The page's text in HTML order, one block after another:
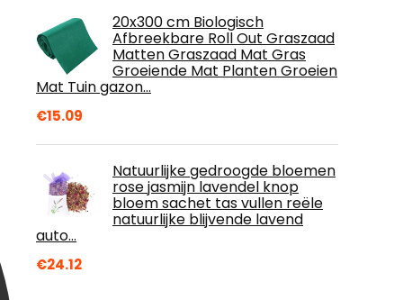
20x300 cm Biologisch
Afbreekbare Roll Out Graszaad
Matten Graszaad Mat Gras
Groeiende Mat Planten Groeien
Mat Tuin gazon…
€15.09
Natuurlijke gedroogde bloemen
rose jasmijn lavendel knop
bloem sachet tas vullen reële
natuurlijke blijvende lavend
auto…
€24.12